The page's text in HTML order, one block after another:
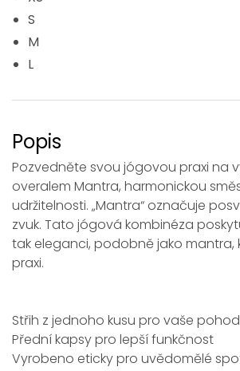
S
M
L
Popis
Pozvedněte svou jógovou praxi na
overalem Mantra, harmonickou
udržitelnosti. „Mantra“ označuje
zvuk. Tato jógová kombinéza
tak eleganci, podobně jako mantra,
praxi.
Střih z jednoho kusu pro vaše
Přední kapsy pro lepší funkčnost
Vyrobeno eticky pro uvědomělé